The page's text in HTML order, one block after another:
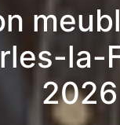
la-
2026